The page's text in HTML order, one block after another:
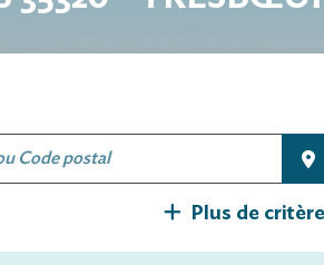
Plus de